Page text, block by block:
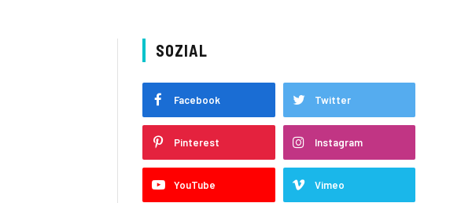
SOZIAL
Facebook Twitter
Pinterest Instagram
YouTube Vimeo